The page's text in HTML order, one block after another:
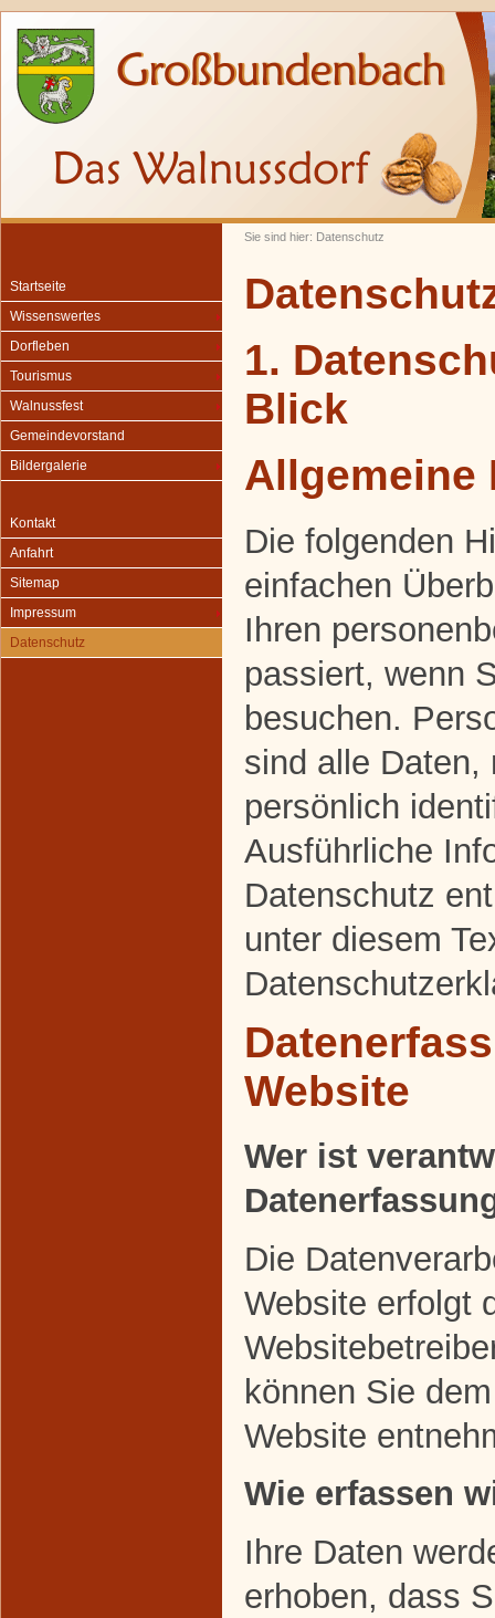
Sie sind hier: Datenschutz
Startseite
Wissenswertes
Dorfleben
Tourismus
Walnussfest
Gemeindevorstand
Bildergalerie
Kontakt
Anfahrt
Sitemap
Impressum
Datenschutz
1.
Blick
Allgemeine
Die folgenden
einfachen
Ihren
passiert, wenn
besuchen.
sind alle Daten,
persönlich
Ausführliche
Datenschutz
unter diesem
Website
Wer ist
Die
Website erfolgt
können Sie
Website
Wie erfassen
Ihre Daten
erhoben, dass